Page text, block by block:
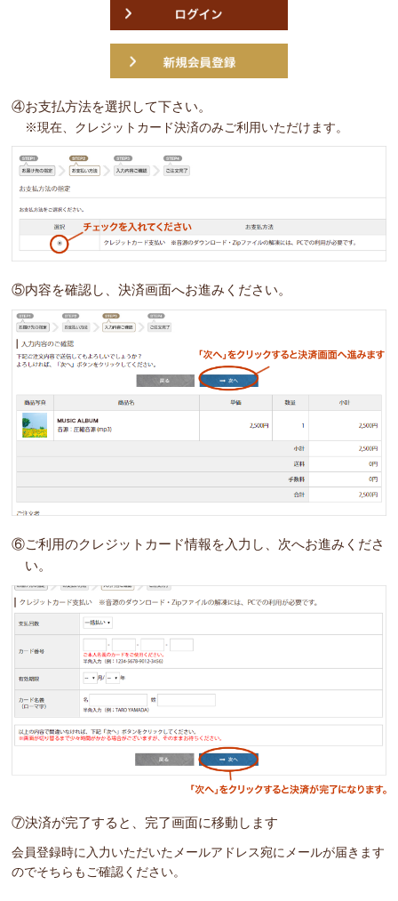
④お支払方法を選択して下さい。
※現在、クレジットカード決済のみご利用いただけます。
⑤内容を確認し、決済画面へお進みください。
⑥ご利用のクレジットカード情報を入力し、次へお進みくださ
い。
⑦決済が完了すると、完了画面に移動します
会員登録時に入力いただいたメールアドレス宛にメールが届きます
のでそちらもご確認ください。